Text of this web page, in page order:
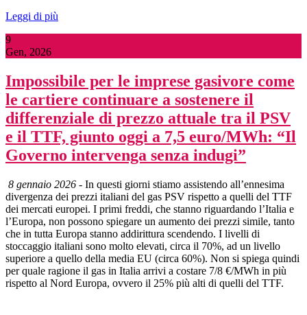
Leggi di più
9
Gen, 2026
Impossibile per le imprese gasivore come
le cartiere continuare a sostenere il
differenziale di prezzo attuale tra il PSV
e il TTF, giunto oggi a 7,5 euro/MWh: “Il
Governo intervenga senza indugi”
8 gennaio 2026 - In questi giorni stiamo assistendo all’ennesima
divergenza dei prezzi italiani del gas PSV rispetto a quelli del TTF
dei mercati europei. I primi freddi, che stanno riguardando l’Italia e
l’Europa, non possono spiegare un aumento dei prezzi simile, tanto
che in tutta Europa stanno addirittura scendendo. I livelli di
stoccaggio italiani sono molto elevati, circa il 70%, ad un livello
superiore a quello della media EU (circa 60%). Non si spiega quindi
per quale ragione il gas in Italia arrivi a costare 7/8 €/MWh in più
rispetto al Nord Europa, ovvero il 25% più alti di quelli del TTF.